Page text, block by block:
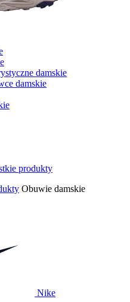
damskie
damskie
Obuwie damskie
Nike